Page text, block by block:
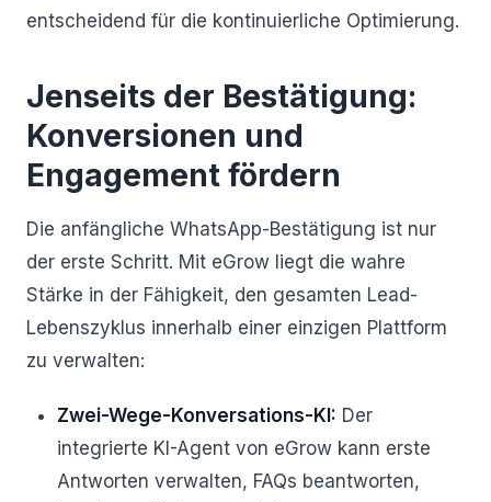
entscheidend für die kontinuierliche Optimierung.
Jenseits der Bestätigung:
Konversionen und
Engagement fördern
Die anfängliche WhatsApp-Bestätigung ist nur
der erste Schritt. Mit eGrow liegt die wahre
Stärke in der Fähigkeit, den gesamten Lead-
Lebenszyklus innerhalb einer einzigen Plattform
zu verwalten:
Zwei-Wege-Konversations-KI: Der
integrierte KI-Agent von eGrow kann erste
Antworten verwalten, FAQs beantworten,